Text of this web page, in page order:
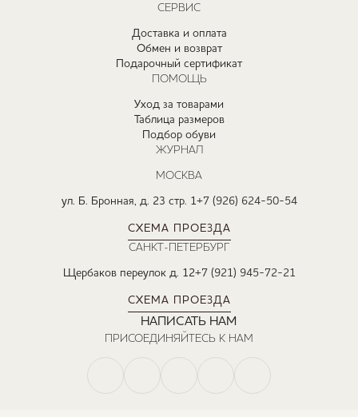
СЕРВИС
Доставка и оплата
Обмен и возврат
Подарочный сертификат
ПОМОЩЬ
Уход за товарами
Таблица размеров
Подбор обуви
ЖУРНАЛ
МОСКВА
ул. Б. Бронная, д. 23 стр. 1+7 (926) 624-50-54
СХЕМА ПРОЕЗДА
САНКТ-ПЕТЕРБУРГ
Щербаков переулок д. 12+7 (921) 945-72-21
СХЕМА ПРОЕЗДА
НАПИСАТЬ НАМ
ПРИСОЕДИНЯЙТЕСЬ К НАМ